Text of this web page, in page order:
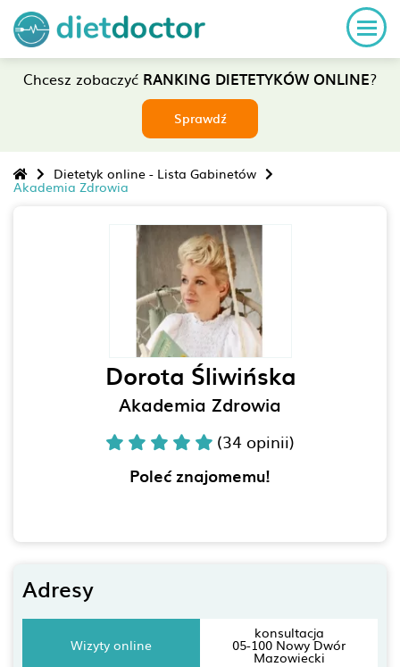
Chcesz zobaczyć RANKING DIETETYKÓW ONLINE?
Sprawdź
Dietetyk online - Lista Gabinetów
Akademia Zdrowia
Dorota Śliwińska
Akademia Zdrowia
(34 opinii)
Poleć znajomemu!
Adresy
Wizyty online
konsultacja
05-100 Nowy Dwór
Mazowiecki